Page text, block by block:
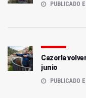
PUBLICADO
Cazorla
junio
PUBLICADO